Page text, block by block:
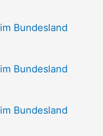
Bundesland
Bundesland
Bundesland